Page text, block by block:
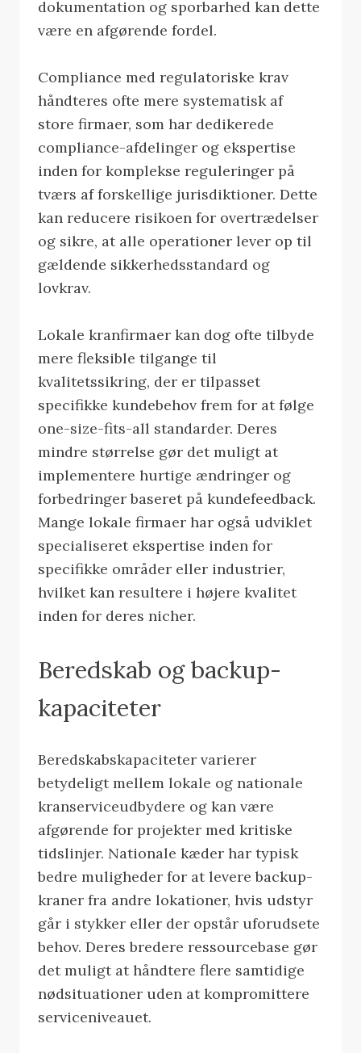
dokumentation og sporbarhed kan dette
være en afgørende fordel.
Compliance med regulatoriske krav
håndteres ofte mere systematisk af
store firmaer, som har dedikerede
compliance-afdelinger og ekspertise
inden for komplekse reguleringer på
tværs af forskellige jurisdiktioner. Dette
kan reducere risikoen for overtrædelser
og sikre, at alle operationer lever op til
gældende sikkerhedsstandard og
lovkrav.
Lokale kranfirmaer kan dog ofte tilbyde
mere fleksible tilgange til
kvalitetssikring, der er tilpasset
specifikke kundebehov frem for at følge
one-size-fits-all standarder. Deres
mindre størrelse gør det muligt at
implementere hurtige ændringer og
forbedringer baseret på kundefeedback.
Mange lokale firmaer har også udviklet
specialiseret ekspertise inden for
specifikke områder eller industrier,
hvilket kan resultere i højere kvalitet
inden for deres nicher.
Beredskab og backup-
kapaciteter
Beredskabskapaciteter varierer
betydeligt mellem lokale og nationale
kranserviceudbydere og kan være
afgørende for projekter med kritiske
tidslinjer. Nationale kæder har typisk
bedre muligheder for at levere backup-
kraner fra andre lokationer, hvis udstyr
går i stykker eller der opstår uforudsete
behov. Deres bredere ressourcebase gør
det muligt at håndtere flere samtidige
nødsituationer uden at kompromittere
serviceniveauet.